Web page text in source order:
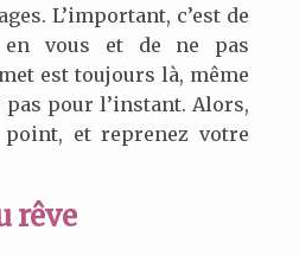
L’important, c’est de
en vous et de ne pas
est toujours là, même
pas pour l’instant. Alors,
et reprenez votre
rêve